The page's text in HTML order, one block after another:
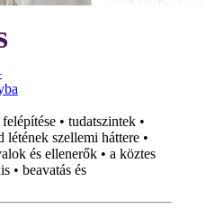
• tudatszintek •
szellemi háttere •
és ellenerők • a köztes
• beavatás és